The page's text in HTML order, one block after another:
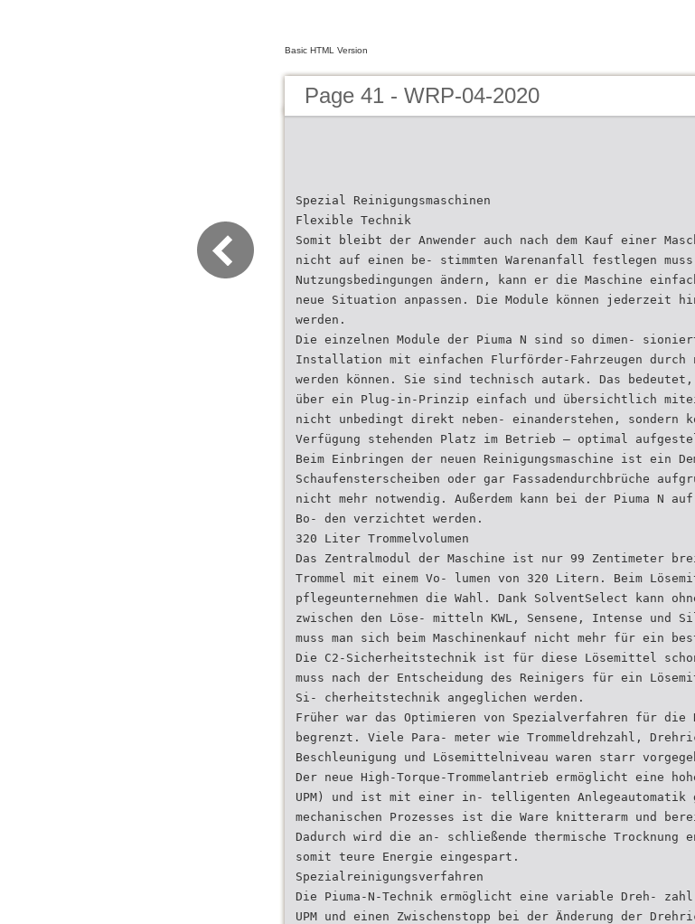
Basic HTML Version
Page 41 - WRP-04-2020
Spezial Reinigungsmaschinen
Flexible Technik
Somit bleibt der Anwender auch nach dem Kauf einer
nicht auf einen be- stimmten Warenanfall festlegen
Nutzungsbedingungen ändern, kann er die Maschine
neue Situation anpassen. Die Module können jederzeit
werden.
Die einzelnen Module der Piuma N sind so dimen-
Installation mit einfachen Flurförder-Fahrzeugen durch
werden können. Sie sind technisch autark. Das
über ein Plug-in-Prinzip einfach und übersichtlich
nicht unbedingt direkt neben- einanderstehen, sondern
Verfügung stehenden Platz im Betrieb – optimal
Beim Einbringen der neuen Reinigungsmaschine ist ein
Schaufensterscheiben oder gar Fassadendurchbrüche
nicht mehr notwendig. Außerdem kann bei der Piuma N
Bo- den verzichtet werden.
320 Liter Trommelvolumen
Das Zentralmodul der Maschine ist nur 99 Zentimeter
Trommel mit einem Vo- lumen von 320 Litern. Beim
pflegeunternehmen die Wahl. Dank SolventSelect kann
zwischen den Löse- mitteln KWL, Sensene, Intense und
muss man sich beim Maschinenkauf nicht mehr für ein
Die C2-Sicherheitstechnik ist für diese Lösemittel
muss nach der Entscheidung des Reinigers für ein
Si- cherheitstechnik angeglichen werden.
Früher war das Optimieren von Spezialverfahren für die
begrenzt. Viele Para- meter wie Trommeldrehzahl,
Beschleunigung und Lösemittelniveau waren starr
Der neue High-Torque-Trommelantrieb ermöglicht eine
UPM) und ist mit einer in- telligenten Anlegeautomatik
mechanischen Prozesses ist die Ware knitterarm und
Dadurch wird die an- schließende thermische Trocknung
somit teure Energie eingespart.
Spezialreinigungsverfahren
Die Piuma-N-Technik ermöglicht eine variable Dreh-
UPM und einen Zwischenstopp bei der Änderung der